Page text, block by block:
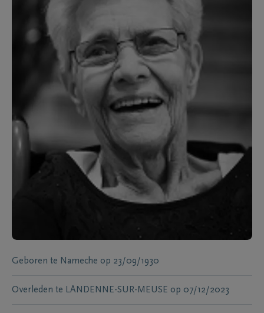
Geboren te Nameche op 23/09/1930
Overleden te LANDENNE-SUR-MEUSE op 07/12/2023